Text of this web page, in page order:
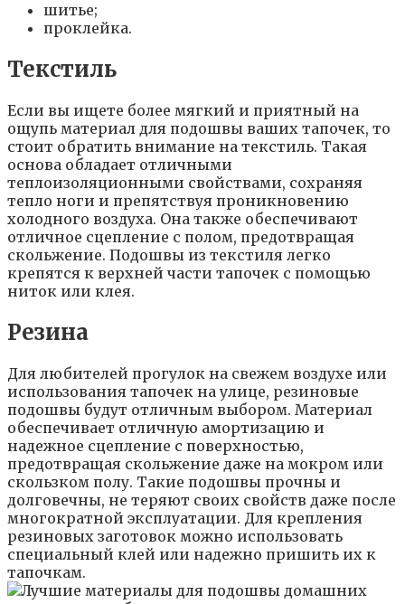
шитье;
проклейка.
Текстиль
Если вы ищете более мягкий и приятный на
ощупь материал для подошвы ваших тапочек, то
стоит обратить внимание на текстиль. Такая
основа обладает отличными
теплоизоляционными свойствами, сохраняя
тепло ноги и препятствуя проникновению
холодного воздуха. Она также обеспечивают
отличное сцепление с полом, предотвращая
скольжение. Подошвы из текстиля легко
крепятся к верхней части тапочек с помощью
ниток или клея.
Резина
Для любителей прогулок на свежем воздухе или
использования тапочек на улице, резиновые
подошвы будут отличным выбором. Материал
обеспечивает отличную амортизацию и
надежное сцепление с поверхностью,
предотвращая скольжение даже на мокром или
скользком полу. Такие подошвы прочны и
долговечны, не теряют своих свойств даже после
многократной эксплуатации. Для крепления
резиновых заготовок можно использовать
специальный клей или надежно пришить их к
тапочкам.